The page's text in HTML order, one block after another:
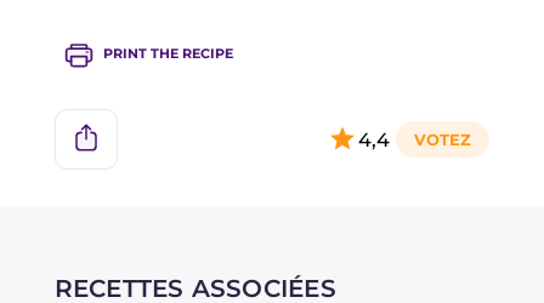
PRINT THE RECIPE
4,4
RECETTES ASSOCIÉES